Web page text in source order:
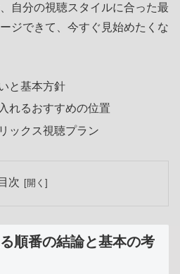
自分の視聴スタイルに合った最
ジできて、今すぐ見始めたくな
と基本方針
れるおすすめの位置
ックス視聴プラン
目次
順番の結論と基本の考